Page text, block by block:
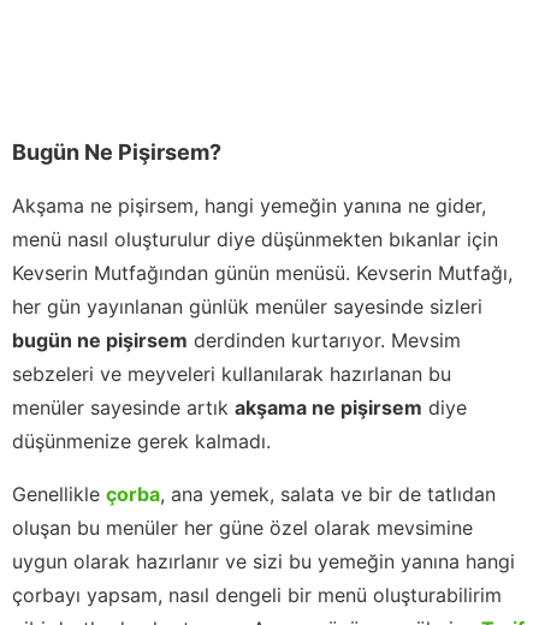
Bugün Ne Pişirsem?
Akşama ne pişirsem, hangi yemeğin yanına ne gider,
menü nasıl oluşturulur diye düşünmekten bıkanlar için
Kevserin Mutfağından günün menüsü. Kevserin Mutfağı,
her gün yayınlanan günlük menüler sayesinde sizleri
bugün ne pişirsem derdinden kurtarıyor. Mevsim
sebzeleri ve meyveleri kullanılarak hazırlanan bu
menüler sayesinde artık akşama ne pişirsem diye
düşünmenize gerek kalmadı.
Genellikle çorba, ana yemek, salata ve bir de tatlıdan
oluşan bu menüler her güne özel olarak mevsimine
uygun olarak hazırlanır ve sizi bu yemeğin yanına hangi
çorbayı yapsam, nasıl dengeli bir menü oluşturabilirim